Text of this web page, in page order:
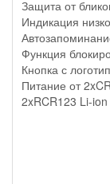
Защита от
Индикация
Функция
Кнопка с
Питание от
2xRCR123 Li-ion